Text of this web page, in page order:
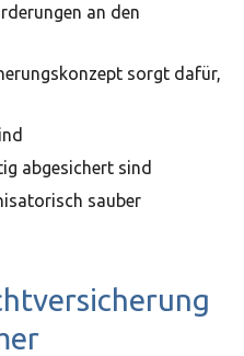
an den
sorgt dafür,
abgesichert sind
sauber